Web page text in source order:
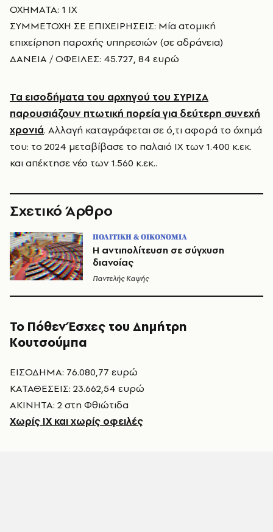
ΟΧΗΜΑΤΑ: 1 ΙΧ
ΣΥΜΜΕΤΟΧΗ ΣΕ ΕΠΙΧΕΙΡΗΣΕΙΣ: Μία ατομική
επιχείρηση παροχής υπηρεσιών (σε αδράνεια)
ΔΑΝΕΙΑ / ΟΦΕΙΛΕΣ: 45.727, 84 ευρώ
Τα εισοδήματα του αρχηγού του ΣΥΡΙΖΑ
παρουσιάζουν πτωτική πορεία για δεύτερη συνεχή
χρονιά. Αλλαγή καταγράφεται σε ό,τι αφορά το όχημά
του: το 2024 μεταβίβασε το παλαιό ΙΧ των 1.400 κ.εκ.
και απέκτησε νέο των 1.560 κ.εκ..
Σχετικό Άρθρο
ΠΟΛΙΤΙΚΗ & ΟΙΚΟΝΟΜΙΑ
Η αντιπολίτευση σε σύγχυση
διανοίας
Παντελής Καψής
Το Πόθεν Έσχες του Δημήτρη
Κουτσούμπα
ΕΙΣΟΔΗΜΑ: 76.080,77 ευρώ
ΚΑΤΑΘΕΣΕΙΣ: 23.662,54 ευρώ
ΑΚΙΝΗΤΑ: 2 στη Φθιώτιδα
Χωρίς ΙΧ και χωρίς οφειλές